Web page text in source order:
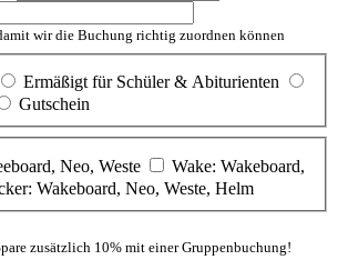
wir die Buchung richtig zuordnen können
Ermäßigt für Schüler & Abiturienten
Gutschein
Neo, Weste
Wake: Wakeboard,
Wakeboard, Neo, Weste, Helm
zusätzlich 10% mit einer Gruppenbuchung!